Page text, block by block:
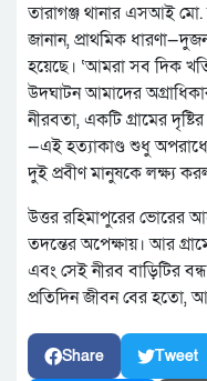
তারাগঞ্জ থানার এসআই
জানান, প্রাথমিক
হয়েছে। ‘আমরা সব দিক
উদঘাটন আমাদের
নীরবতা, একটি গ্রামের
—এই হত্যাকাণ্ড শুধু
দুই প্রবীণ মানুষকে লক্ষ্য
উত্তর রহিমাপুরের ভোরের
তদন্তের অপেক্ষায়। আর
এবং সেই নীরব বাড়িটির
প্রতিদিন জীবন বের হতো,
Share Tweet